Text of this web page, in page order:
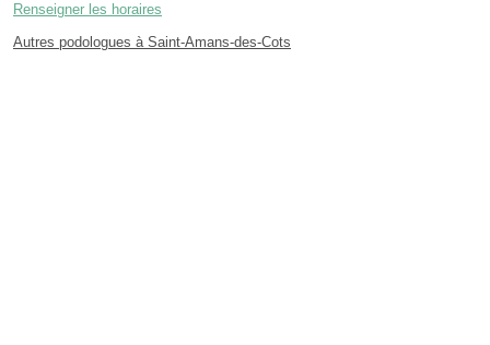
Renseigner les horaires
Autres podologues à Saint-Amans-des-Cots